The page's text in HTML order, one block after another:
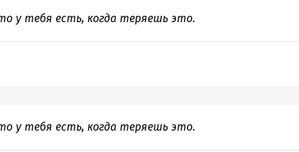
у тебя есть, когда теряешь это.
у тебя есть, когда теряешь это.